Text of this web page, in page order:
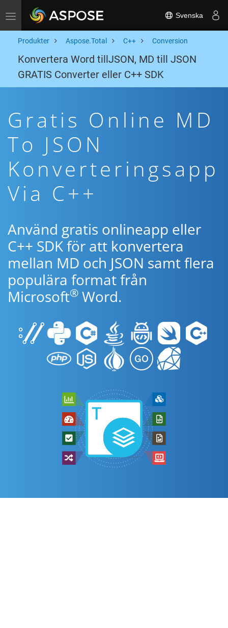
Toggle navigation Svenska
Produkter Aspose.Total C++ Conversion
Konvertera Word tillJSON, MD till JSON
GRATIS Converter eller C++ SDK
Gratis Online MD
To JSON
Konverteringsapp
Via C++
Använd gratis onlineapp eller
C++ SDK för att konvertera
mellan MD och JSON samt flera
populära format från
Microsoft® Word.